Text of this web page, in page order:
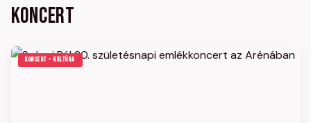
Koncert
KONCERT – KULTÚRA